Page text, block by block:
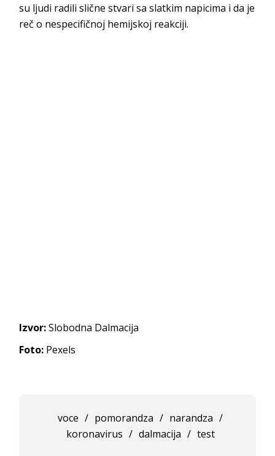
su ljudi radili slične stvari sa slatkim napicima i da je
reč o nespecifičnoj hemijskoj reakciji.
Izvor:Slobodna Dalmacija
Foto: Pexels
voce / pomorandza / narandza /
koronavirus / dalmacija / test